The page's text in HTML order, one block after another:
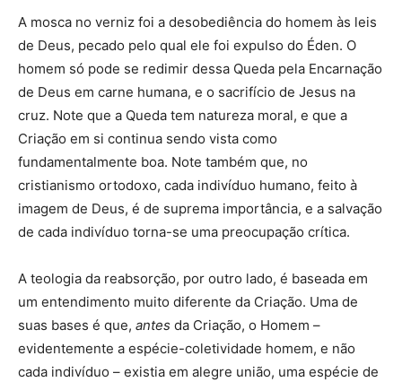
A mosca no verniz foi a desobediência do homem às leis
de Deus, pecado pelo qual ele foi expulso do Éden. O
homem só pode se redimir dessa Queda pela Encarnação
de Deus em carne humana, e o sacrifício de Jesus na
cruz. Note que a Queda tem natureza moral, e que a
Criação em si continua sendo vista como
fundamentalmente boa. Note também que, no
cristianismo ortodoxo, cada indivíduo humano, feito à
imagem de Deus, é de suprema importância, e a salvação
de cada indivíduo torna-se uma preocupação crítica.
A teologia da reabsorção, por outro lado, é baseada em
um entendimento muito diferente da Criação. Uma de
suas bases é que, antes da Criação, o Homem –
evidentemente a espécie-coletividade homem, e não
cada indivíduo – existia em alegre união, uma espécie de